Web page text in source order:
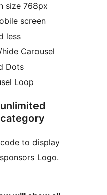
size 768px
screen
less
Carousel
Dots
Loop
to display
Logo.